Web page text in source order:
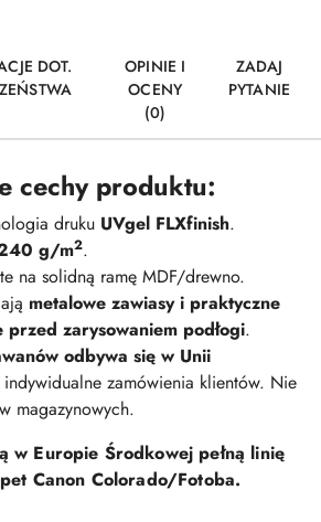
DOT.
OPINIE I
OCENY
(0)
ZADAJ
PYTANIE
cechy produktu:
druku UVgel FLXfinish.
g/m2.
na solidną ramę MDF/drewno.
metalowe zawiasy i praktyczne
przed zarysowaniem podłogi.
odbywa się w Unii
indywidualne zamówienia klientów. Nie
magazynowych.
w Europie Środkowej pełną linię
Canon Colorado/Fotoba.